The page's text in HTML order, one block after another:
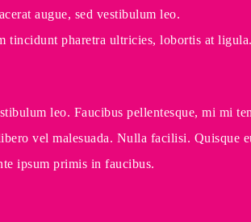
augue, sed vestibulum leo.
tincidunt pharetra ultricies, lobortis at ligula.
leo. Faucibus pellentesque, mi mi
vel malesuada. Nulla facilisi. Quisque
ipsum primis in faucibus.